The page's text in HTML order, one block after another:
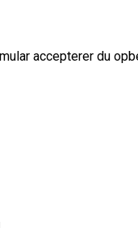
accepterer du